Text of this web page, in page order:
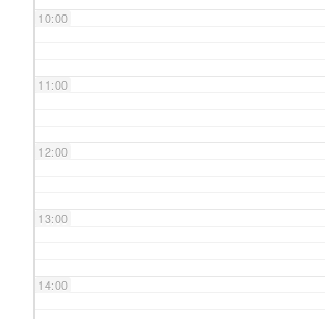
10:00
11:00
12:00
13:00
14:00